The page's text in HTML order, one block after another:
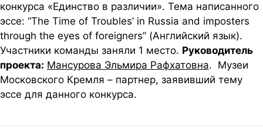
конкурса «Единство в различии». Тема написанного
эссе: “The Time of Troubles’ in Russia and imposters
through the eyes of foreigners” (Английский язык).
Участники команды заняли 1 место. Руководитель
проекта: Мансурова Эльмира Рафхатовна. Музеи
Московского Кремля – партнер, заявивший тему
эссе для данного конкурса.